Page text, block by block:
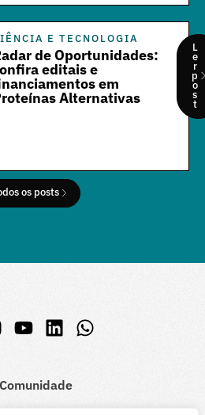
E TECNOLOGIA
de Oportunidades:
editais e
em
Alternativas
L
e
r
p
o
s
t
os posts
Comunidade